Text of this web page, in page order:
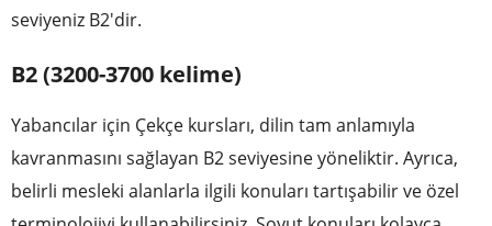
seviyeniz B2'dir.
B2 (3200-3700 kelime)
Yabancılar için Çekçe kursları, dilin tam anlamıyla
kavranmasını sağlayan B2 seviyesine yöneliktir. Ayrıca,
belirli mesleki alanlarla ilgili konuları tartışabilir ve özel